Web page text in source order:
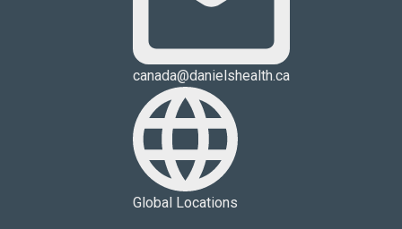
canada@danielshealth.ca
Global Locations